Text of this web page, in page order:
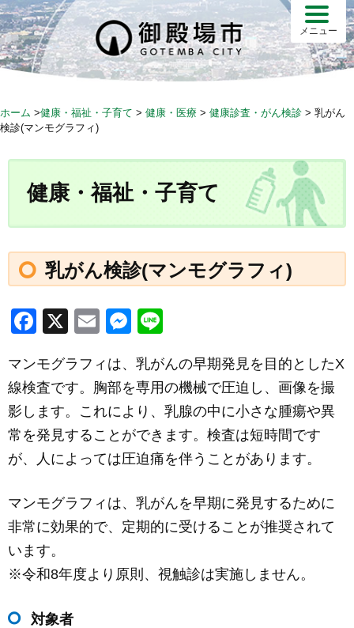
S
k
i
p
c
メニュー
ホーム >健康・福祉・子育て > 健康・医療 > 健康診査・がん検診 > 乳がん
検診(マンモグラフィ)
健康・福祉・子育て
乳がん検診(マンモグラフィ)
F
c
e
b
o
o
k
X
E
ail
M
ss
e
n
g
er
e
マンモグラフィは、乳がんの早期発見を目的としたX
線検査です。胸部を専用の機械で圧迫し、画像を撮
影します。これにより、乳腺の中に小さな腫瘍や異
常を発見することができます。検査は短時間です
が、人によっては圧迫痛を伴うことがあります。
マンモグラフィは、乳がんを早期に発見するために
非常に効果的で、定期的に受けることが推奨されて
います。
※令和8年度より原則、視触診は実施しません。
対象者